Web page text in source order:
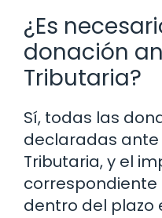
¿Es
donación
Tributaria?
Sí, todas las
declaradas ante
Tributaria, y el
dentro del plazo